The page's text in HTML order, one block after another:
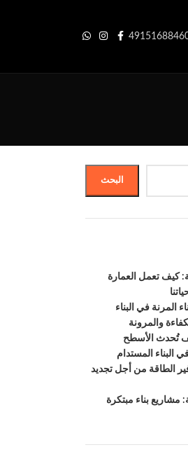
البحث
كيف تعمل العمارة
المرنة في البناء
والمرونة
تُحدث الأسطح
البناء المستدام
الطاقة من أجل تجديد
بناء مبتكرة